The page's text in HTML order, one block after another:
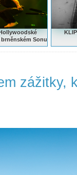
Sonu
zážitky,